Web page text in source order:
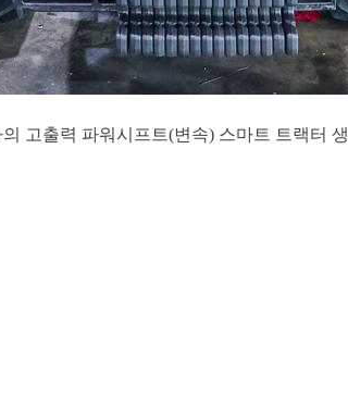
고출력 파워시프트(변속) 스마트 트랙터